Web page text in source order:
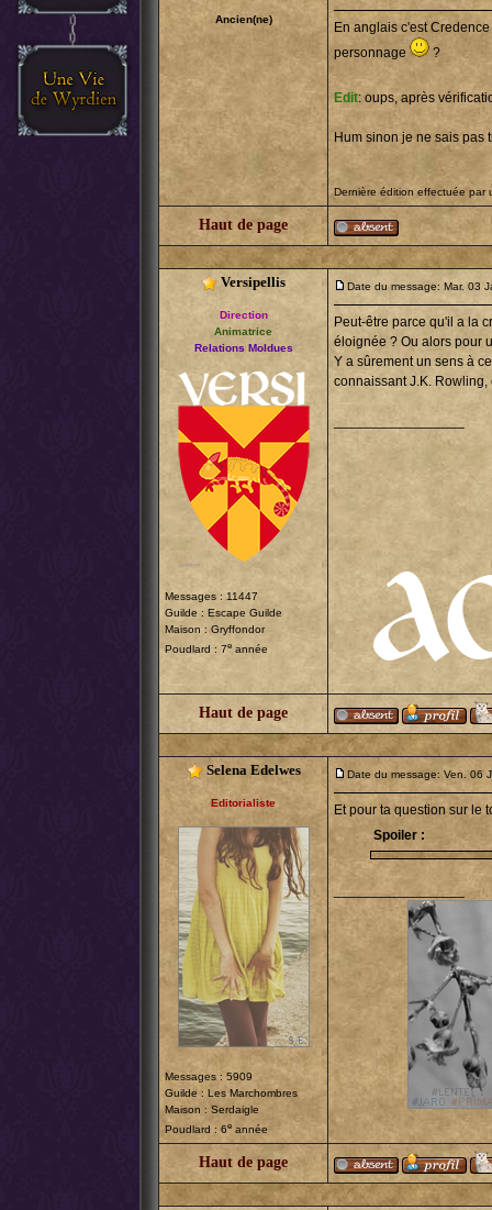
Ancien(ne)
En anglais c'est
personnage
?
Edit: oups, après
Hum sinon je ne sais pas
Dernière édition effectuée par
Haut de page
Versipellis
Direction
Animatrice
Relations Moldues
Messages : 11447
Guilde : Escape Guilde
Maison : Gryffondor
Poudlard : 7e année
Date du message: Mar. 03
Peut-être parce qu'il a la
éloignée ? Ou alors pour
Y a sûrement un sens à
connaissant J.K.
Haut de page
Selena Edelwes
Editorialiste
Messages : 5909
Guilde : Les Marchombres
Maison : Serdaigle
Poudlard : 6e année
Date du message: Ven. 06
Et pour ta question sur le
Spoiler :
_________________
Haut de page